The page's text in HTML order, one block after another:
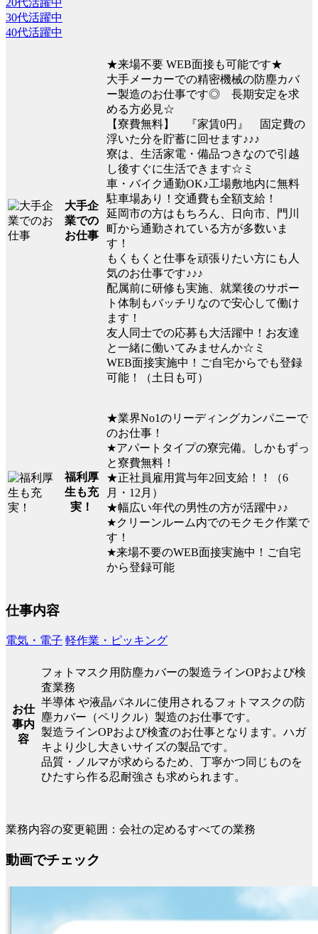
30代活躍中
40代活躍中
大手企
業での
お仕事
★来場不要 WEB面接も可能です★
大手メーカーでの精密機械の防塵カバ
ー製造のお仕事です◎ 長期安定を求
める方必見☆
【寮費無料】 『家賃0円』 固定費の
浮いた分を貯蓄に回せます♪♪♪
寮は、生活家電・備品つきなので引越
し後すぐに生活できます☆ミ
車・バイク通勤OK♪工場敷地内に無料
駐車場あり！交通費も全額支給！
延岡市の方はもちろん、日向市、門川
町から通勤されている方が多数いま
す！
もくもくと仕事を頑張りたい方にも人
気のお仕事です♪♪♪
配属前に研修も実施、就業後のサポー
ト体制もバッチリなので安心して働け
ます！
友人同士での応募も大活躍中！お友達
と一緒に働いてみませんか☆ミ
WEB面接実施中！ご自宅からでも登録
可能！（土日も可）
福利厚
生も充
実！
★業界No1のリーディングカンパニーで
のお仕事！
★アパートタイプの寮完備。しかもずっ
と寮費無料！
★正社員雇用賞与年2回支給！！（6
月・12月）
★幅広い年代の男性の方が活躍中♪♪
★クリーンルーム内でのモクモク作業で
す！
★来場不要のWEB面接実施中！ご自宅
から登録可能
仕事内容
電気・電子 軽作業・ピッキング
お仕
事内
容
フォトマスク用防塵カバーの製造ラインOPおよび検
査業務
半導体 や液晶パネルに使用されるフォトマスクの防
塵カバー（ペリクル）製造のお仕事です。
製造ラインOPおよび検査のお仕事となります。ハガ
キより少し大きいサイズの製品です。
品質・ノルマが求めらるため、丁寧かつ同じものを
ひたすら作る忍耐強さも求められます。
業務内容の変更範囲：会社の定めるすべての業務
動画でチェック